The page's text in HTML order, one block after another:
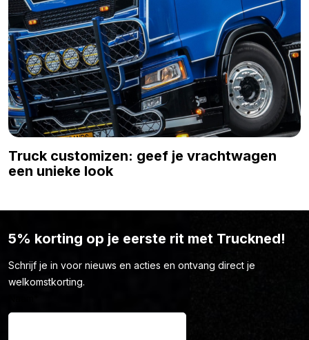
Truck customizen: geef je vrachtwagen
een unieke look
5% korting op je eerste rit met Truckned!
Schrijf je in voor nieuws en acties en ontvang direct je
welkomstkorting.